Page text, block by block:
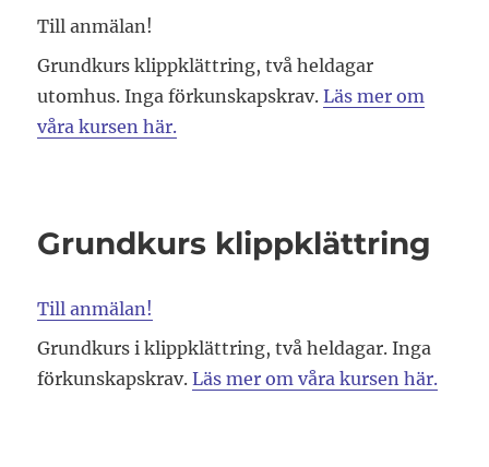
Till anmälan!
Grundkurs klippklättring, två heldagar
utomhus. Inga förkunskapskrav.Läs mer om
våra kursen här.
Grundkurs klippklättring
Till anmälan!
Grundkurs i klippklättring, två heldagar. Inga
förkunskapskrav.Läs mer om våra kursen här.